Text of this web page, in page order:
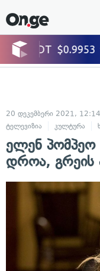
20 დეკემბერი 2021, 12:14
ტელევიზია
კულტურა
ელენ
დროა, გრეის